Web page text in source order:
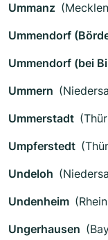
Ummanz
Ummendorf
Ummendorf (bei
Ummern
Ummerstadt
Umpferstedt
Undeloh
Undenheim
Ungerhausen